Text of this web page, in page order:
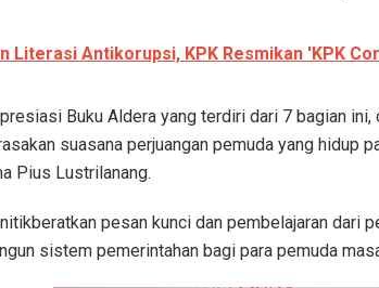
Literasi Antikorupsi, KPK Resmikan 'KPK
Buku Aldera yang terdiri dari 7 bagian ini,
suasana perjuangan pemuda yang hidup
Pius Lustrilanang.
pesan kunci dan pembelajaran dari
sistem pemerintahan bagi para pemuda